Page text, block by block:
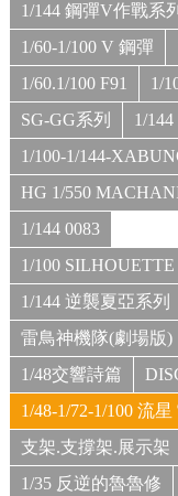
1/144 鋼彈V作戰系列
1/60-1/100 V 鋼彈
1/60.1/100 F91
1/
SG-GG系列
1/
1/100-1/144-
HG 1/550
1/144 0083
1/100
1/144 逆襲夏亞系列
雷鳥神機隊(劇場版)
1/48交響詩篇
1/48-1/72-1/100 流
支架.支撐架.展示架
1/35 反逆的魯魯修